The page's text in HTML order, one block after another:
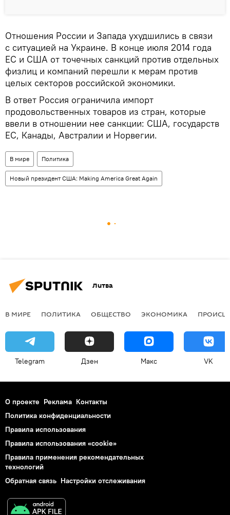
Отношения России и Запада ухудшились в связи
с ситуацией на Украине. В конце июля 2014 года
ЕС и США от точечных санкций против отдельных
физлиц и компаний перешли к мерам против
целых секторов российской экономики.
В ответ Россия ограничила импорт
продовольственных товаров из стран, которые
ввели в отношении нее санкции: США, государств
ЕС, Канады, Австралии и Норвегии.
В мире Политика
Новый президент США: Making America Great Again
Литва
В МИРЕ ПОЛИТИКА ОБЩЕСТВО ЭКОНОМИКА
Telegram Дзен Макс VK
О проекте Реклама Контакты
Политика конфиденциальности
Правила использования
Правила использования «cookie»
Правила применения рекомендательных
технологий
Обратная связь Настройки отслеживания